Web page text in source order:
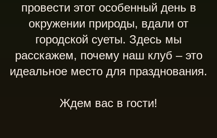
провести этот особенный день в
окружении природы, вдали от
городской суеты. Здесь мы
расскажем, почему наш клуб – это
идеальное место для празднования.
Ждем вас в гости!